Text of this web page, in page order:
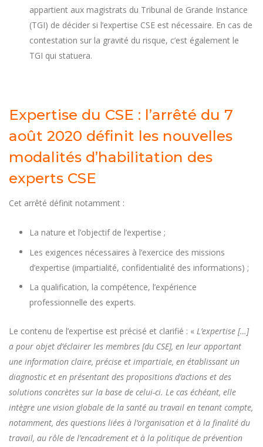
appartient aux magistrats du Tribunal de Grande Instance
(TGI) de décider si l’expertise CSE est nécessaire. En cas de
contestation sur la gravité du risque, c’est également le
TGI qui statuera.
Expertise du CSE : l’arrêté du 7
août 2020 définit les nouvelles
modalités d’habilitation des
experts CSE
Cet arrêté définit notamment :
La nature et l’objectif de l’expertise ;
Les exigences nécessaires à l’exercice des missions
d’expertise (impartialité, confidentialité des informations) ;
La qualification, la compétence, l’expérience
professionnelle des experts.
Le contenu de l’expertise est précisé et clarifié : « L’expertise […]
a pour objet d’éclairer les membres [du CSE], en leur apportant
une information claire, précise et impartiale, en établissant un
diagnostic et en présentant des propositions d’actions et des
solutions concrètes sur la base de celui-ci. Le cas échéant, elle
intègre une vision globale de la santé au travail en tenant compte,
notamment, des questions liées à l’organisation et à la finalité du
travail, au rôle de l’encadrement et à la politique de prévention